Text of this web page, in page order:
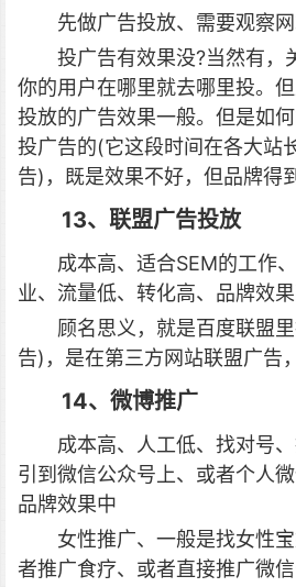
先做广告投放、需要观察网
投广告有效果没?当然有，
你的用户在哪里就去哪里投。
投放的广告效果一般。但是如
投广告的(它这段时间在各大站
告)，既是效果不好，但品牌得
13、联盟广告投放
成本高、适合SEM的工作
业、流量低、转化高、品牌效
顾名思义，就是百度联盟
告)，是在第三方网站联盟广告
14、微博推广
成本高、人工低、找对号
引到微信公众号上、或者个人
品牌效果中
女性推广、一般是找女性
者推广食疗、或者直接推广微信